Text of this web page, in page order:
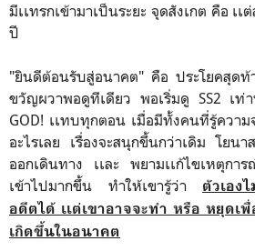
มีเเทรกเข้ามาเป็นระยะ จุดสังเกต คือ เเ
ปี
"ยินดีต้อนรับสู่อนาคต" คือ ประโยคสุดท้
ขวัญผวาพอดูทีเดียว พอเริ่มดู SS2 เท่
GOD! เเทบทุกตอน เมื่อมีทั้งคนที่รู้ควา
อะไรเลย เรื่องจะสนุกขึ้นกว่าเดิม โยน
ออกเดินทาง เเละ พยามเเก้ไขเหตุกา
เข้าไปมากขึ้น ทำให้เขารู้ว่า ตัวเอง
อดีตได้ เเต่เขาอาจจะทำ หรือ หยุดเ
เกิดขึ้นในอนาคต